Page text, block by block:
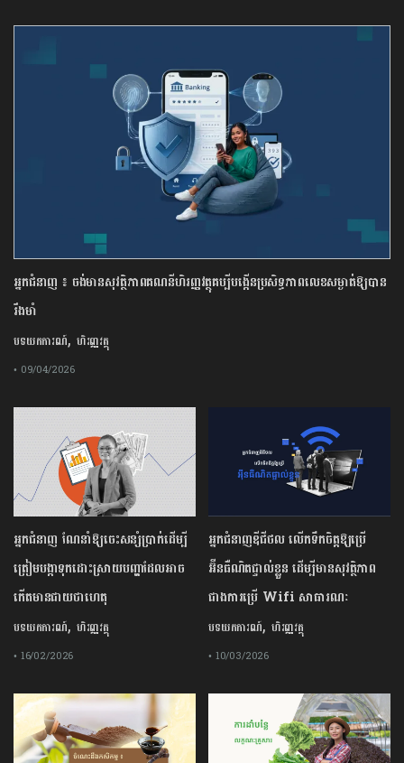
អ្នកជំនាញ ៖ ចង់មានសុវត្ថិភាពគណនីហិរញ្ញវត្ថុគប្បីបង្កើនប្រសិទ្ធភាពលេខសម្ងាត់ឱ្យបាន
រឹងមាំ
បទយកការណ៍, ហិរញ្ញវត្ថុ
• 09/04/2026
អ្នកជំនាញឌីជីថល លើកទឹកចិត្តឱ្យប្រើ
អ៊ីនធឺណិតផ្ទាល់ខ្លួន ដើម្បីមានសុវត្ថិភាព
ជាងការប្រើ Wifi​ សាធារណៈ
បទយកការណ៍, ហិរញ្ញវត្ថុ
• 10/03/2026
អ្នកជំនាញ ណែនាំឱ្យចេះសន្សំប្រាក់ដើម្បី
ត្រៀមបង្កាទុកដោះស្រាយបញ្ហាដែលអាច
កើតមានជាយថាហេតុ
បទយកការណ៍, ហិរញ្ញវត្ថុ
• 16/02/2026